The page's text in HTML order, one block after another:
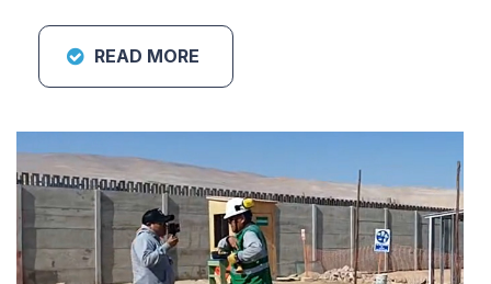
READ MORE